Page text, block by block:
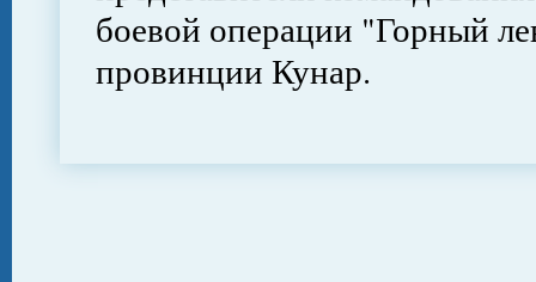
боевой операции "Горный
провинции Кунар.